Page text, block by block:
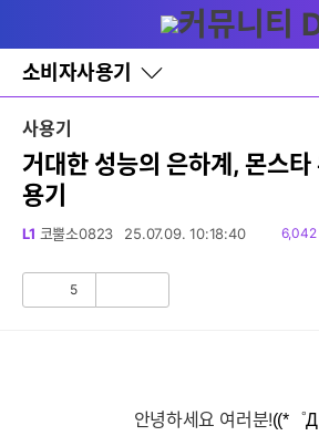
와
홈
소비자사용기
바
로
레
이
토
사용기
거대한 성능의 은하계, 몬스
용기
L1 코뿔소0823 25.07.09. 10:18:40
읽
6,042
5
안녕하세요 여러분!((*゜